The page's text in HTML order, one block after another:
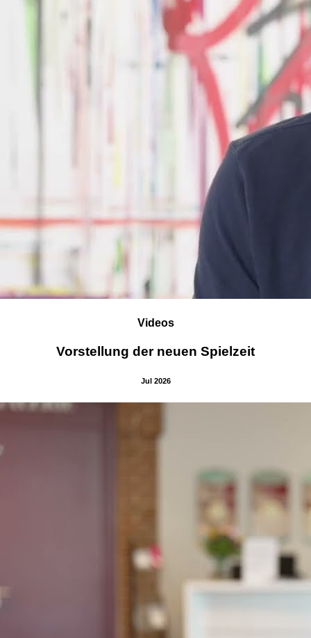
Videos
Vorstellung der neuen Spielzeit
Jul 2026